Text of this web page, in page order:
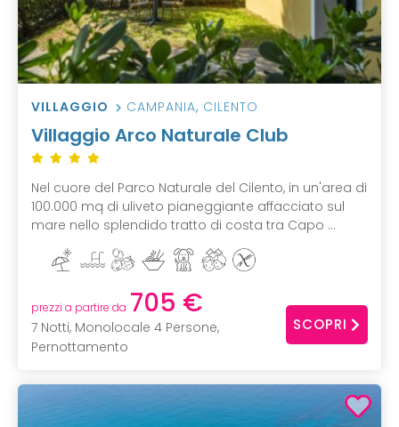
VILLAGGIO CAMPANIA, CILENTO
Villaggio Arco Naturale Club
Nel cuore del Parco Naturale del Cilento, in un'area di
100.000 mq di uliveto pianeggiante affacciato sul
mare nello splendido tratto di costa tra Capo ...
prezzi a partire da 705 €
7 Notti, Monolocale 4 Persone,
Pernottamento
SCOPRI